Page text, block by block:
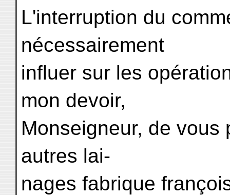
L'interruption du
nécessairement
influer sur les
mon devoir,
Monseigneur, de
autres lai-
nages fabrique